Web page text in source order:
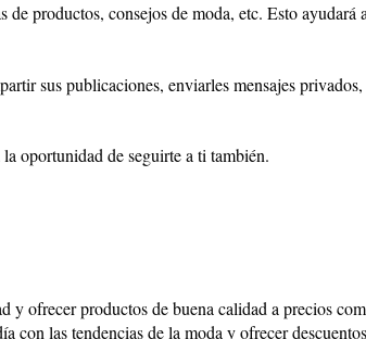
productos, consejos de moda, etc. Esto ayudará
sus publicaciones, enviarles mensajes
oportunidad de seguirte a ti también.
y ofrecer productos de buena calidad a precios
con las tendencias de la moda y ofrecer